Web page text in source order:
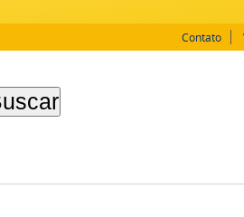
Contato